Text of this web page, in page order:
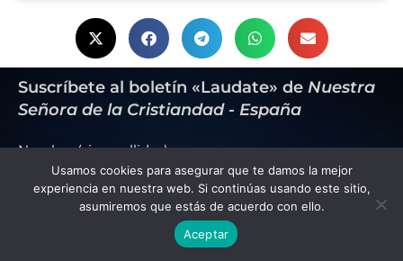
Suscríbete al boletín «Laudate» de Nuestra
Señora de la Cristiandad - España
Nombre (sin apellidos):
Usamos cookies para asegurar que te damos la mejor
experiencia en nuestra web. Si continúas usando este sitio,
asumiremos que estás de acuerdo con ello.
Aceptar